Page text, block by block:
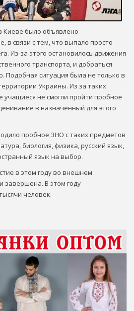
Киеве было объявлено
в связи с тем, что выпало просто
Из-за этого остановилось движения
транспорта, и добраться
Подобная ситуация была не только в
Украины. Из за таких
учащиеся не смогли пройти пробное
в назначенный для этого
пробное ЗНО с таких предметов
биология, физика, русский язык,
язык на выбор.
в этом году во внешнем
завершена. В этом году
человек.